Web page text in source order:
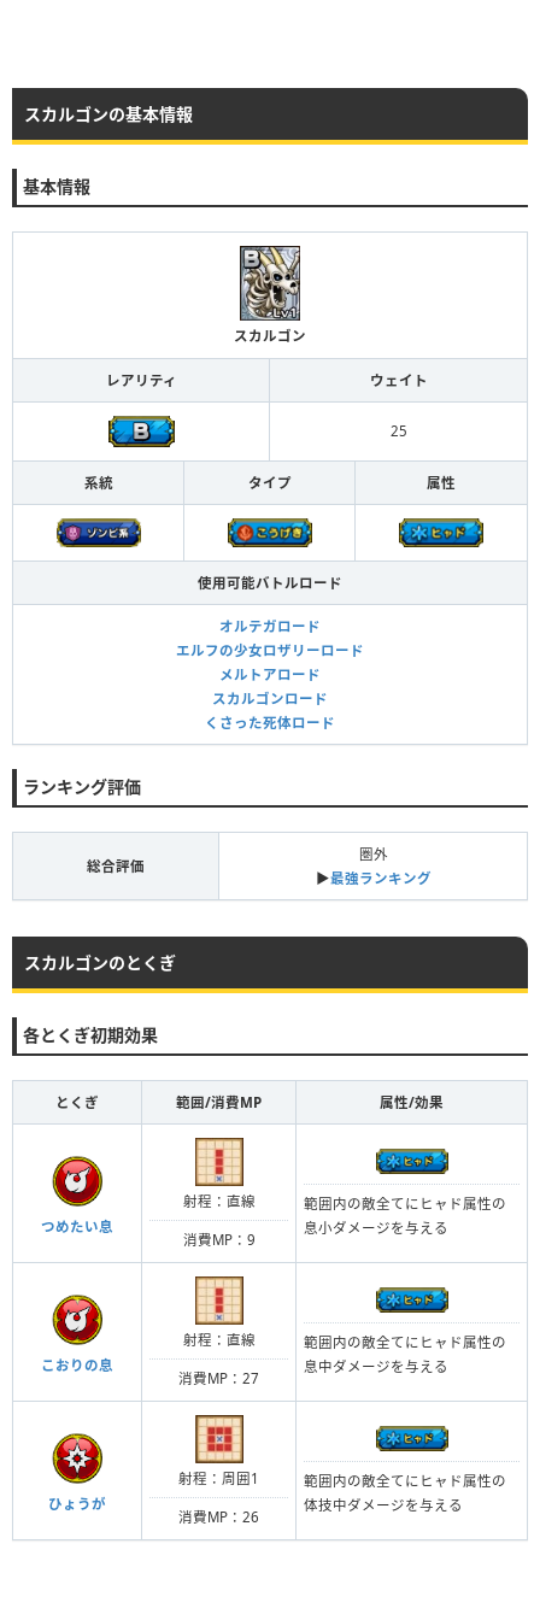
スカルゴンの基本情報
基本情報
スカルゴン
レアリティ ウェイト
25
系統 タイプ 属性
使用可能バトルロード
オルテガロード
エルフの少女ロザリーロード
メルトアロード
スカルゴンロード
くさった死体ロード
ランキング評価
総合評価
圏外
▶︎最強ランキング
スカルゴンのとくぎ
各とくぎ初期効果
とくぎ 範囲/消費MP 属性/効果
つめたい息
射程：直線
消費MP：9
範囲内の敵全てにヒャド属性の
息小ダメージを与える
こおりの息
射程：直線
消費MP：27
範囲内の敵全てにヒャド属性の
息中ダメージを与える
ひょうが
射程：周囲1
消費MP：26
範囲内の敵全てにヒャド属性の
体技中ダメージを与える